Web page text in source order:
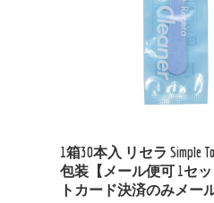
1箱30本入 リセラ Simple
包装【メール便可 1セ
トカード決済のみメー